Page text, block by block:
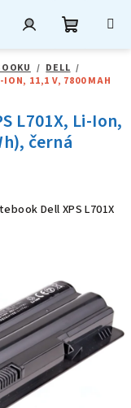
/ DELL /
ION, 11,1 V, 7800 MAH
L701X, Li-Ion,
černá
Dell XPS L701X